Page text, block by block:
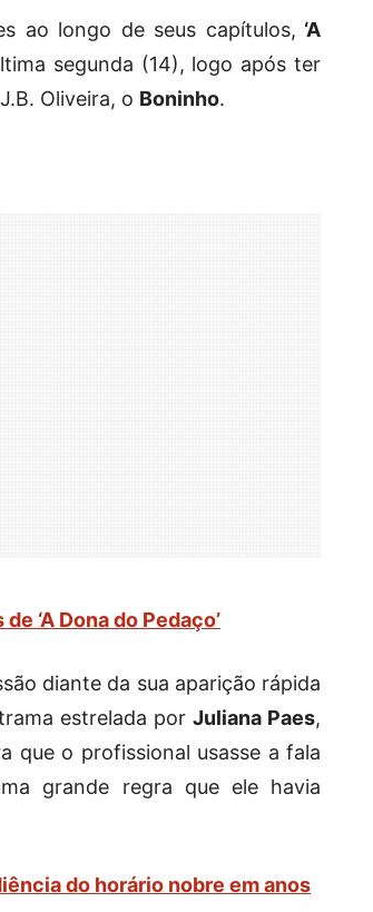
ao longo de seus capítulos, ‘A
segunda (14), logo após ter
Oliveira, o Boninho.
‘A Dona do Pedaço’
diante da sua aparição rápida
estrelada por Juliana Paes,
que o profissional usasse a fala
grande regra que ele havia
do horário nobre em anos